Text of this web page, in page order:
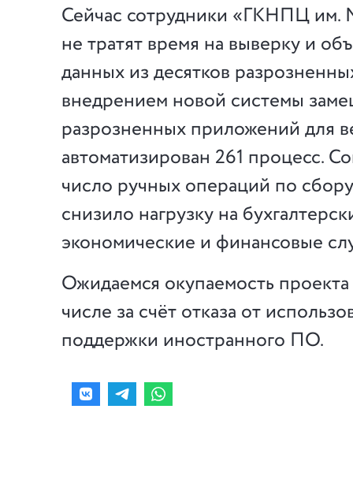
Сейчас сотрудники «ГКНПЦ им.
не тратят время на выверку и
данных из десятков
внедрением новой системы
разрозненных приложений для
автоматизирован 261 процесс.
число ручных операций по
снизило нагрузку на
экономические и финансовые
Ожидаемся окупаемость
числе за счёт отказа от
поддержки иностранного ПО.